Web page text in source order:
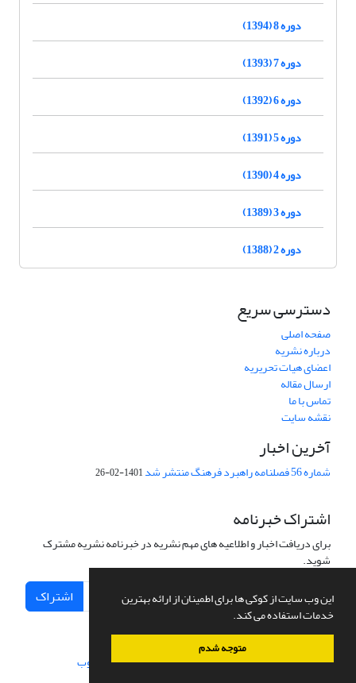
این وب سایت از کوکی ها برای اطمینان از ارائه بهترین
خدمات استفاده می کند.
متوجه شدم
دوره 8 (1394)
دوره 7 (1393)
دوره 6 (1392)
دوره 5 (1391)
دوره 4 (1390)
دوره 3 (1389)
دوره 2 (1388)
دسترسی سریع
صفحه اصلی
درباره نشریه
اعضای هیات تحریریه
ارسال مقاله
تماس با ما
نقشه سایت
آخرین اخبار
شماره 56 فصلنامه راهبرد فرهنگ منتشر شد 1401-02-26
اشتراک خبرنامه
برای دریافت اخبار و اطلاعیه های مهم نشریه در خبرنامه نشریه مشترک
شوید.
اشتراک
سامانه مدیریت نشریات علمی.طراحی و پیاده سازی از سیناوب